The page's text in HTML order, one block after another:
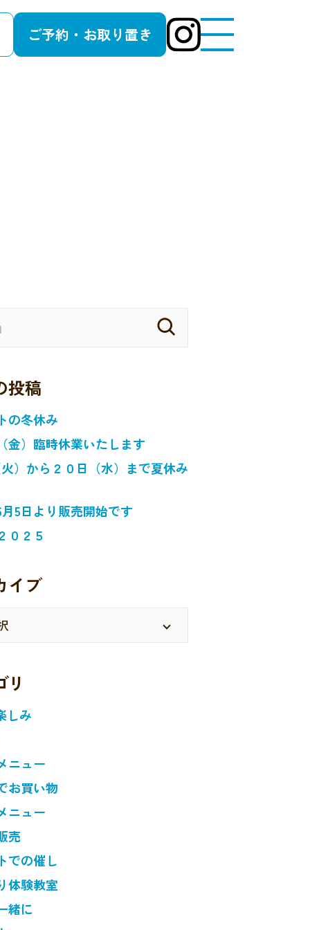
ご予約・お取り置き
投稿
の冬休み
金）臨時休業いたします
）から２０日（水）まで夏休み
5日より販売開始です
０２５
イブ
リ
しみ
ニュー
お買い物
ニュー
売
での催し
体験教室
緒に